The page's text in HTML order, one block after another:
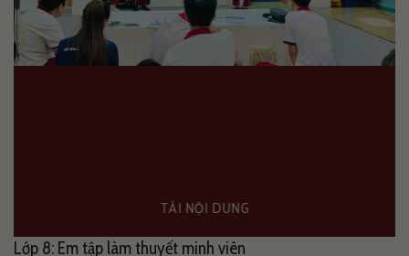
TẢI NỘI DUNG
Lớp 8: Em tập làm thuyết minh viên